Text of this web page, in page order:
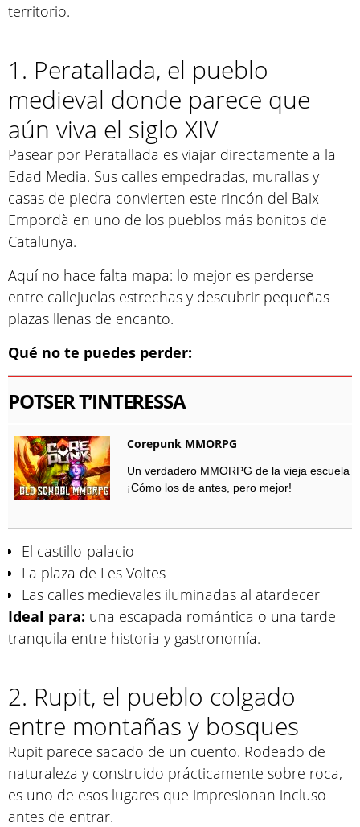
territorio.
1. Peratallada, el pueblo
medieval donde parece que
aún viva el siglo XIV
Pasear por Peratallada es viajar directamente a la
Edad Media. Sus calles empedradas, murallas y
casas de piedra convierten este rincón del Baix
Empordà en uno de los pueblos más bonitos de
Catalunya.
Aquí no hace falta mapa: lo mejor es perderse
entre callejuelas estrechas y descubrir pequeñas
plazas llenas de encanto.
Qué no te puedes perder:
POTSER T’INTERESSA
Corepunk MMORPG
Un verdadero MMORPG de la vieja escuela
¡Cómo los de antes, pero mejor!
El castillo-palacio
La plaza de Les Voltes
Las calles medievales iluminadas al atardecer
Ideal para: una escapada romántica o una tarde
tranquila entre historia y gastronomía.
2. Rupit, el pueblo colgado
entre montañas y bosques
Rupit parece sacado de un cuento. Rodeado de
naturaleza y construido prácticamente sobre roca,
es uno de esos lugares que impresionan incluso
antes de entrar.